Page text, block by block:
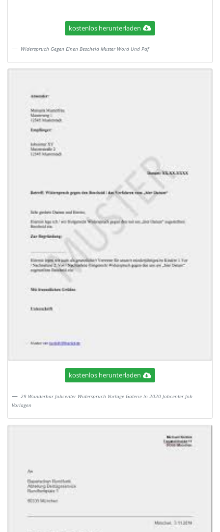
kostenlos herunterladen
Widerspruch Gegen Einen Bescheid Muster Word Und Pdf
kostenlos herunterladen
29 Wunderbar Jobcenter Widerspruch Vorlage Galerie In 2020 Jobcenter Job
Vorlagen